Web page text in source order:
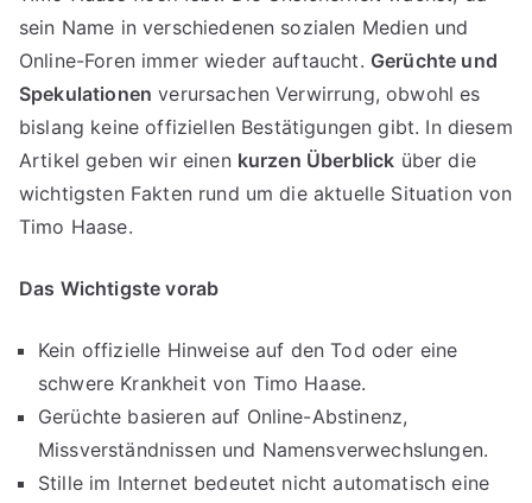
sein Name in verschiedenen sozialen Medien und
Online-Foren immer wieder auftaucht. Gerüchte und
Spekulationen verursachen Verwirrung, obwohl es
bislang keine offiziellen Bestätigungen gibt. In diesem
Artikel geben wir einen kurzen Überblick über die
wichtigsten Fakten rund um die aktuelle Situation von
Timo Haase.
Das Wichtigste vorab
Kein offizielle Hinweise auf den Tod oder eine
schwere Krankheit von Timo Haase.
Gerüchte basieren auf Online-Abstinenz,
Missverständnissen und Namensverwechslungen.
Stille im Internet bedeutet nicht automatisch eine